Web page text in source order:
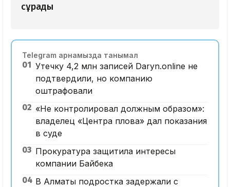
сұрады
Telegram арнамызда танымал
01 Утечку 4,2 млн записей Daryn.online не
подтвердили, но компанию
оштрафовали
02 «Не контролировал должным образом»:
владелец «Центра плова» дал показания
в суде
03 Прокуратура защитила интересы
компании Байбека
04 В Алматы подростка задержали с